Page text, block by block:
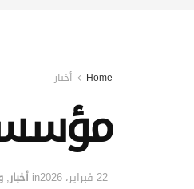
Home أخبار
22 فبراير، 2026 in أخبار,